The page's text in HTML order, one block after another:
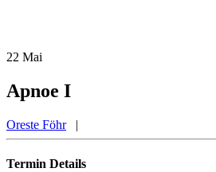
22 Mai
Apnoe I
Oreste Föhr|
Termin Details